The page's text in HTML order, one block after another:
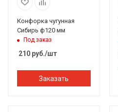
Конфорка чугунная
Сибирь ф120 мм
Под заказ
210 руб./шт
Заказать